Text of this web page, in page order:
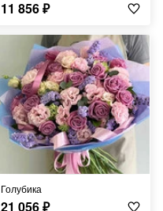
11 856₽
Голубика
21 056₽